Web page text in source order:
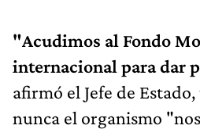
"Acudimos al Fondo
internacional para dar
afirmó el Jefe de
nunca el organismo